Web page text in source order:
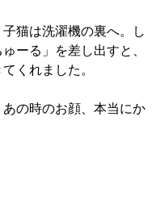
猫は洗濯機の裏へ。し
ーる」を差し出すと、
くれました。
あの時のお顔、本当にか